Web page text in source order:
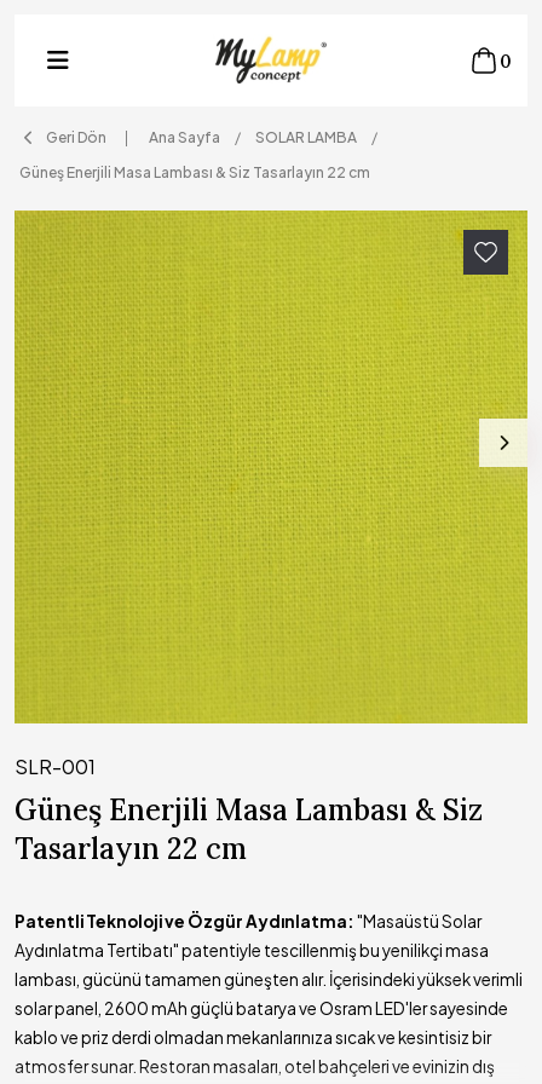
0
Geri Dön Ana Sayfa
SOLAR LAMBA
Güneş Enerjili Masa Lambası & Siz Tasarlayın 22 cm
SLR-001
Güneş Enerjili Masa Lambası & Siz
Tasarlayın 22 cm
Patentli Teknoloji ve Özgür Aydınlatma: "Masaüstü Solar
Aydınlatma Tertibatı" patentiyle tescillenmiş bu yenilikçi masa
lambası, gücünü tamamen güneşten alır. İçerisindeki yüksek verimli
solar panel, 2600 mAh güçlü batarya ve Osram LED'ler sayesinde
kablo ve priz derdi olmadan mekanlarınıza sıcak ve kesintisiz bir
atmosfer sunar. Restoran masaları, otel bahçeleri ve evinizin dış